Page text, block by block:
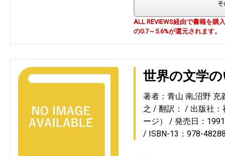
ALL REVIEWS経由で書籍を購
の0.7～5.6%が還元されます。
世界の文学
著者：青山 南,沼野 充
之
翻訳：
出版社：
ージ）
発売日：
ISBN-13：978-